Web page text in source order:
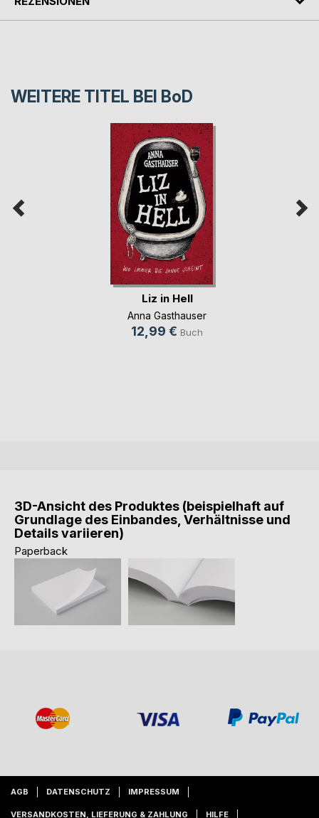
WEITERE TITEL BEI BoD
Liz in Hell
Anna Gasthauser
12,99 € Buch
3D-Ansicht des Produktes (beispielhaft auf
Grundlage des Einbandes, Verhältnisse und
Details variieren)
Paperback
AGB DATENSCHUTZ IMPRESSUM
VERSANDKOSTEN, LIEFERUNG & ZAHLUNG HILFE